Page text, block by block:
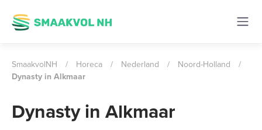
SmaakvolNH / Horeca / Nederland / Noord-Holland
/
Dynasty in Alkmaar
Dynasty in Alkmaar